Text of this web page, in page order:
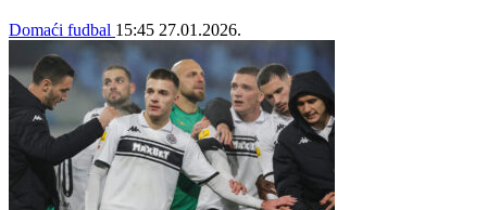
Domaći fudbal 15:45 27.01.2026.